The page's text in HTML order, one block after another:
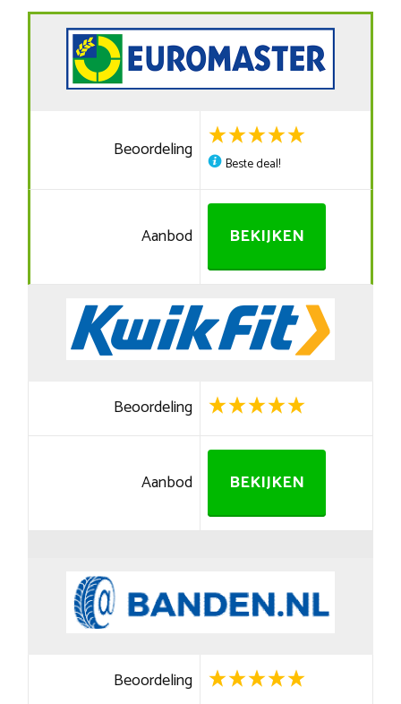
Beoordeling
Beste deal!
Aanbod BEKIJKEN
Beoordeling
Aanbod BEKIJKEN
Beoordeling